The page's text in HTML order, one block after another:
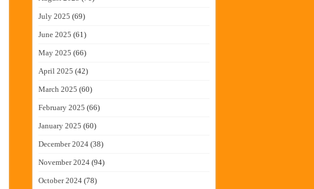
July 2025 (69)
June 2025 (61)
May 2025 (66)
April 2025 (42)
March 2025 (60)
February 2025 (66)
January 2025 (60)
December 2024 (38)
November 2024 (94)
October 2024 (78)